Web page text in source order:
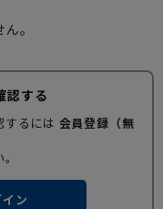
。
認する
するには 会員登録（無
ン